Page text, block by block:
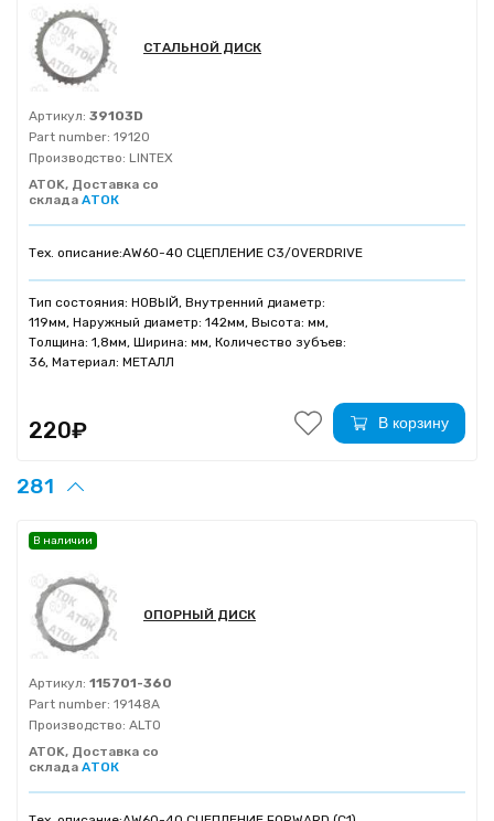
СТАЛЬНОЙ ДИСК
Артикул: 39103D
Part number: 19120
Производство: LINTEX
ATOK, Доставка со
склада АТОК
Тех. описание:AW60-40 СЦЕПЛЕНИЕ C3/OVERDRIVE
Тип состояния: НОВЫЙ, Внутренний диаметр:
119мм, Наружный диаметр: 142мм, Высота: мм,
Толщина: 1,8мм, Ширина: мм, Количество зубъев:
36, Материал: МЕТАЛЛ
220₽ В корзину
281
ОПОРНЫЙ ДИСК
Артикул: 115701-360
Part number: 19148A
Производство: ALTO
ATOK, Доставка со
склада АТОК
В наличии